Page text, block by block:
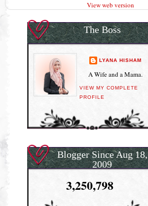
View web version
The Boss
LYANA HISHAM
A Wife and a Mama.
VIEW MY COMPLETE
PROFILE
Blogger Since Aug 18,
2009
3,250,798